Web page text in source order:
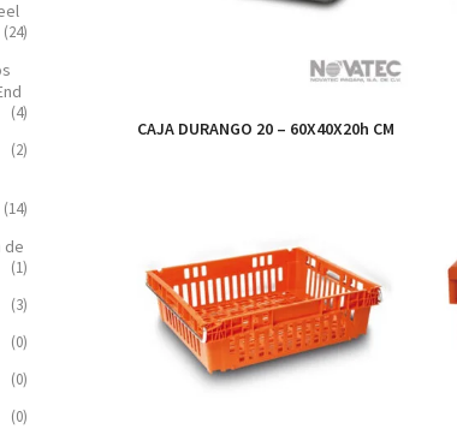
CAJA DURANGO 20 – 60X40X20h CM
(24)
(4)
(2)
(14)
de
(1)
(3)
(0)
(0)
(0)